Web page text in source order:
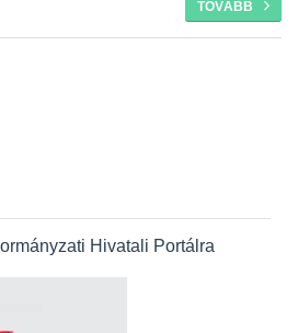
TOVÁBB
Hivatali Portálra